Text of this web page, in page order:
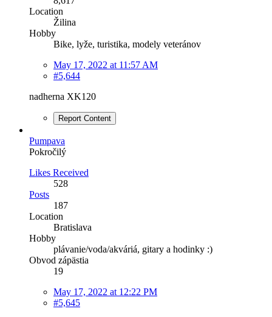
Location
Žilina
Hobby
Bike, lyže, turistika, modely veteránov
May 17, 2022 at 11:57 AM
#5,644
nadherna XK120
Report Content
Pumpava
Pokročilý
Likes Received
528
Posts
187
Location
Bratislava
Hobby
plávanie/voda/akváriá, gitary a hodinky :)
Obvod zápästia
19
May 17, 2022 at 12:22 PM
#5,645